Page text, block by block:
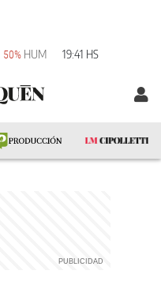
50% HUM 19:41 HS